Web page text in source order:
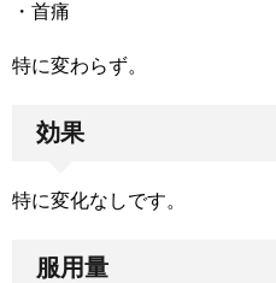
・首痛
特に変わらず。
効果
特に変化なしです。
服用量